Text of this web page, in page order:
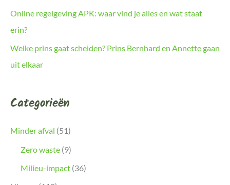
Online regelgeving APK: waar vind je alles en wat staat
erin?
Welke prins gaat scheiden? Prins Bernhard en Annette gaan
uit elkaar
Categorieën
Minder afval (51)
Zero waste (9)
Milieu-impact (36)